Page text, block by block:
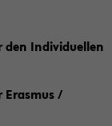
den Individuellen
/